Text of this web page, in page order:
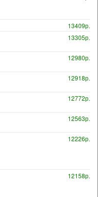
13409р.
13305р.
12980р.
12918р.
12772р.
12563р.
12226р.
12158р.